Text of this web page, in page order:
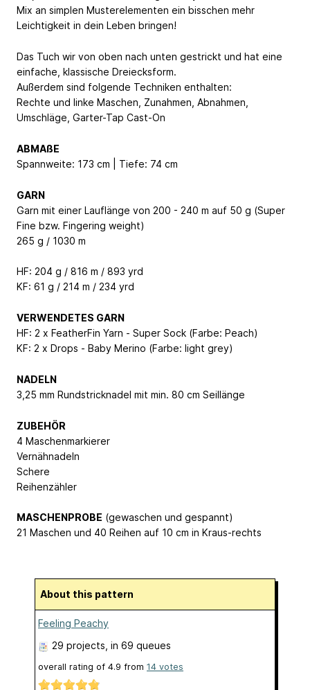
Mix an simplen Musterelementen ein bisschen mehr
Leichtigkeit in dein Leben bringen!
Das Tuch wir von oben nach unten gestrickt und hat eine
einfache, klassische Dreiecksform.
Außerdem sind folgende Techniken enthalten:
Rechte und linke Maschen, Zunahmen, Abnahmen,
Umschläge, Garter-Tap Cast-On
ABMAßE
Spannweite: 173 cm | Tiefe: 74 cm
GARN
Garn mit einer Lauflänge von 200 - 240 m auf 50 g (Super
Fine bzw. Fingering weight)
265 g / 1030 m
HF: 204 g / 816 m / 893 yrd
KF: 61 g / 214 m / 234 yrd
VERWENDETES GARN
HF: 2 x FeatherFin Yarn - Super Sock (Farbe: Peach)
KF: 2 x Drops - Baby Merino (Farbe: light grey)
NADELN
3,25 mm Rundstricknadel mit min. 80 cm Seillänge
ZUBEHÖR
4 Maschenmarkierer
Vernähnadeln
Schere
Reihenzähler
MASCHENPROBE (gewaschen und gespannt)
21 Maschen und 40 Reihen auf 10 cm in Kraus-rechts
About this pattern
Feeling Peachy
29 projects , in 69 queues
overall rating of 4.9 from 14 votes